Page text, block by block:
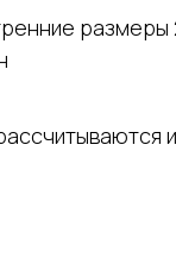
размеры